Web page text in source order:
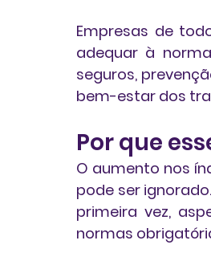
Empresas de
adequar à
seguros,
bem-estar dos
Por que
O aumento nos
pode ser
primeira vez,
normas